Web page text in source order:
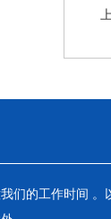
们的工作时间 。